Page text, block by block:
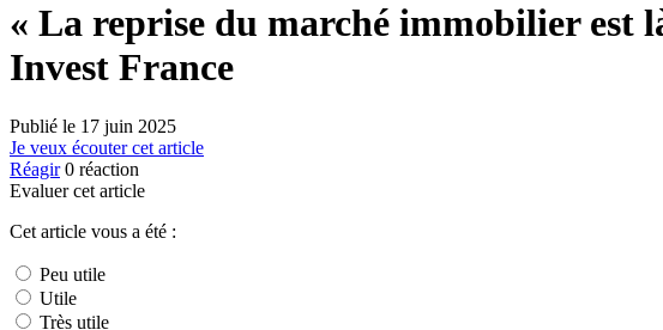
« La reprise du marché immobilier est
Invest France
Publié le 17 juin 2025
Je veux écouter cet article
Réagir 0 réaction
Evaluer cet article
Cet article vous a été :
Peu utile
Utile
Très utile